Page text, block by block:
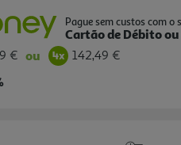
Pague sem custos com o
Cartão de Débito
€ ou 142,49 €